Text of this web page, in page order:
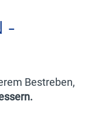
-
Bestreben,